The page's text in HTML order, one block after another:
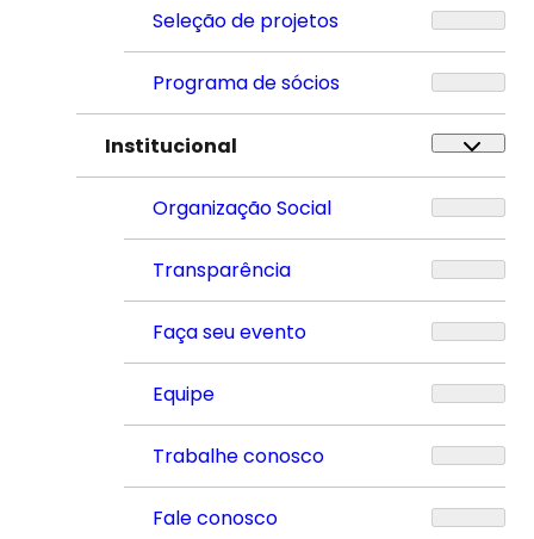
Seleção de projetos
Programa de sócios
Institucional
Organização Social
Transparência
Faça seu evento
Equipe
Trabalhe conosco
Fale conosco